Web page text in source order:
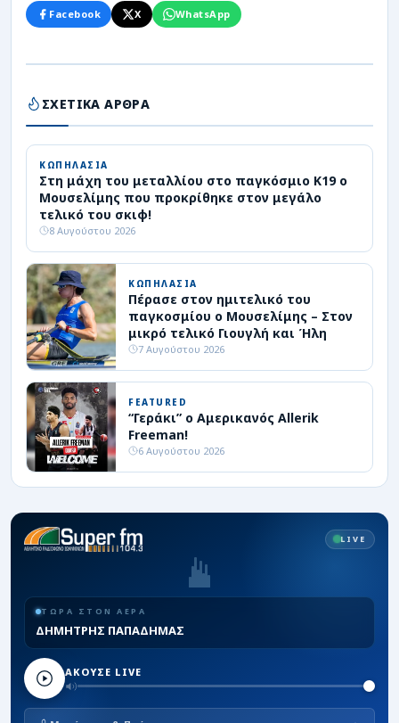
Facebook
X WhatsApp
ΣΧΕΤΙΚΑ ΑΡΘΡΑ
ΚΩΠΗΛΑΣΙΑ
Στη μάχη του μεταλλίου στο παγκόσμιο Κ19 ο
Μουσελίμης που προκρίθηκε στον μεγάλο
τελικό του σκιφ!
8 Αυγούστου 2026
ΚΩΠΗΛΑΣΙΑ
Πέρασε στον ημιτελικό του
παγκοσμίου ο Μουσελίμης – Στον
μικρό τελικό Γιουγλή και Ήλη
7 Αυγούστου 2026
FEATURED
“Γεράκι” ο Αμερικανός Allerik
Freeman!
6 Αυγούστου 2026
LIVE
ΤΩΡΑ ΣΤΟΝ ΑΕΡΑ
ΔΗΜΗΤΡΗΣ ΠΑΠΑΔΗΜΑΣ
ΑΚΟΥΣΕ LIVE